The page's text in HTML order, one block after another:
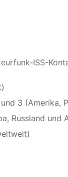
ISS-
3 (Amerika,
Russland und